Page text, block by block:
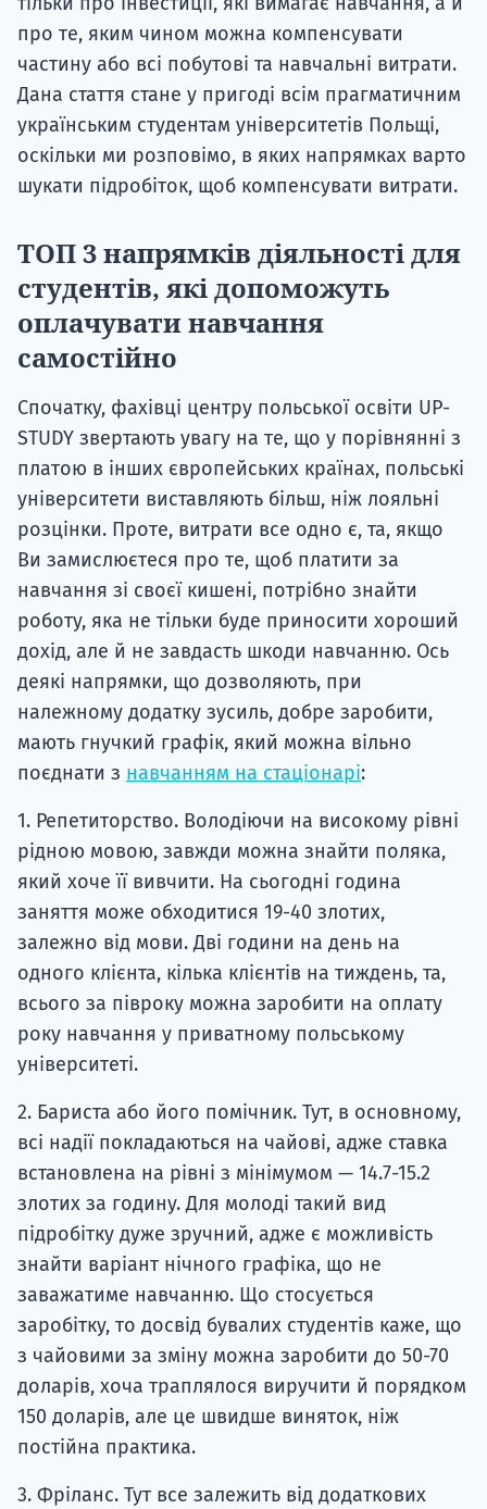
про те, яким чином можна компенсувати
частину або всі побутові та навчальні витрати.
Дана стаття стане у пригоді всім прагматичним
українським студентам університетів Польщі,
оскільки ми розповімо, в яких напрямках варто
шукати підробіток, щоб компенсувати витрати.
ТОП 3 напрямків діяльності для
студентів, які допоможуть
оплачувати навчання
самостійно
Спочатку, фахівці центру польської освіти UP-
STUDY звертають увагу на те, що у порівнянні з
платою в інших європейських країнах, польські
університети виставляють більш, ніж лояльні
розцінки. Проте, витрати все одно є, та, якщо
Ви замислюєтеся про те, щоб платити за
навчання зі своєї кишені, потрібно знайти
роботу, яка не тільки буде приносити хороший
дохід, але й не завдасть шкоди навчанню. Ось
деякі напрямки, що дозволяють, при
належному додатку зусиль, добре заробити,
мають гнучкий графік, який можна вільно
поєднати з навчанням на стаціонарі:
1. Репетиторство. Володіючи на високому рівні
рідною мовою, завжди можна знайти поляка,
який хоче її вивчити. На сьогодні година
заняття може обходитися 19-40 злотих,
залежно від мови. Дві години на день на
одного клієнта, кілька клієнтів на тиждень, та,
всього за півроку можна заробити на оплату
року навчання у приватному польському
університеті.
2. Бариста або його помічник. Тут, в основному,
всі надії покладаються на чайові, адже ставка
встановлена ​​на рівні з мінімумом — 14.7-15.2
злотих за годину. Для молоді такий вид
підробітку дуже зручний, адже є можливість
знайти варіант нічного графіка, що не
заважатиме навчанню. Що стосується
заробітку, то досвід бувалих студентів каже, що
з чайовими за зміну можна заробити до 50-70
доларів, хоча траплялося виручити й порядком
150 доларів, але це швидше виняток, ніж
постійна практика.
3. Фріланс. Тут все залежить від додаткових